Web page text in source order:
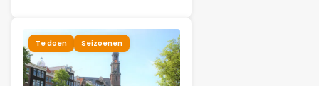
Te doen Seizoenen